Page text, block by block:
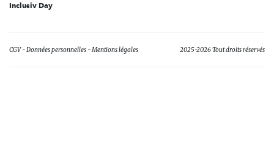
Inclusiv Day
CGV Données personnelles Mentions légales 2025-2026 Tout droits réservés